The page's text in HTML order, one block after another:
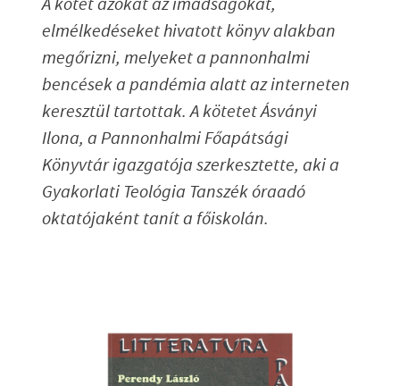
elmélkedéseket hivatott könyv alakban
megőrizni, melyeket a pannonhalmi
bencések a pandémia alatt az interneten
keresztül tartottak. A kötetet Ásványi
Ilona, a Pannonhalmi Főapátsági
Könyvtár igazgatója szerkesztette, aki a
Gyakorlati Teológia Tanszék óraadó
oktatójaként tanít a főiskolán.